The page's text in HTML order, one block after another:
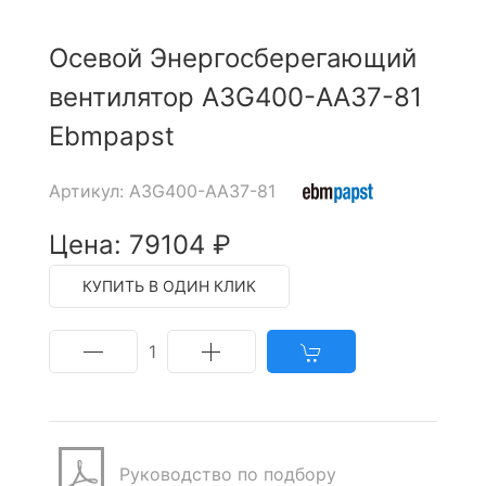
Осевой Энергосберегающий
вентилятор A3G400-AA37-81
Ebmpapst
Артикул: A3G400-AA37-81
Цена: 79104 ₽
КУПИТЬ В ОДИН КЛИК
1
Руководство по подбору